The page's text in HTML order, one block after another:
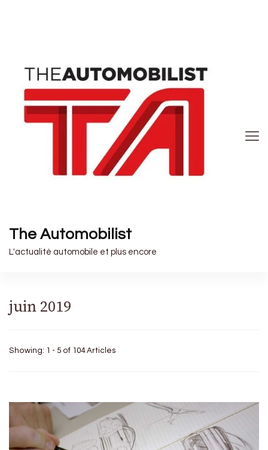
The Automobilist
L'actualité automobile et plus encore
juin 2019
Showing: 1 - 5 of 104 Articles